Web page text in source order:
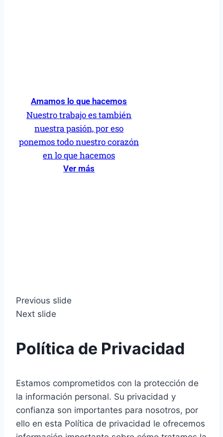
Amamos lo que hacemos
Nuestro trabajo es también
nuestra pasión, por eso
ponemos todo nuestro corazón
en lo que hacemos
Ver más
Previous slide
Next slide
Política de Privacidad
Estamos comprometidos con la protección de
la información personal. Su privacidad y
confianza son importantes para nosotros, por
ello en esta Política de privacidad le ofrecemos